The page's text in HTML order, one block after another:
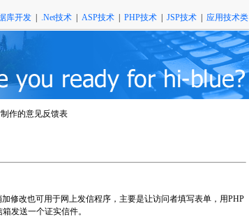
库开发 .Net技术 ASP技术 PHP技术 JSP技术 应用技术类
制作的意见反馈表
修改也可用于网上发信程序，主要是让访问者填写表单，用PHP
发送一个证实信件。